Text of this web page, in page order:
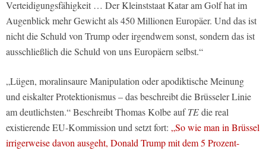
Verteidigungsfähigkeit … Der Kleinststaat Katar am Golf hat im
Augenblick mehr Gewicht als 450 Millionen Europäer. Und das ist
nicht die Schuld von Trump oder irgendwem sonst, sondern das ist
ausschließlich die Schuld von uns Europäern selbst.“
„Lügen, moralinsaure Manipulation oder apodiktische Meinung
und eiskalter Protektionismus – das beschreibt die Brüsseler Linie
am deutlichsten.“ Beschreibt Thomas Kolbe aufTEdie real
existierende EU-Kommission und setzt fort: „So wie man in Brüssel
irrigerweise davon ausgeht, Donald Trump mit dem 5 Prozent-